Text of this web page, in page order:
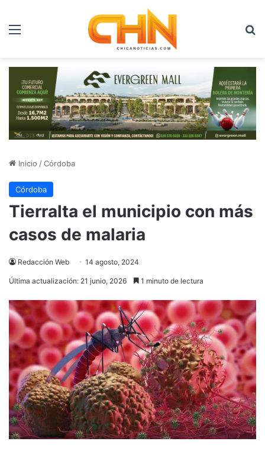
Menú
Inicio /Córdoba
Córdoba
Tierralta el municipio con más
casos de malaria
Redacción Web 14 agosto, 2024
Última actualización: 21 junio, 2026 1 minuto de lectura